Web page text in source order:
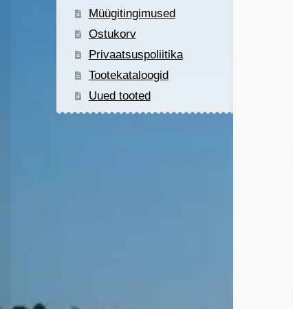
Müügitingimused
Ostukorv
Privaatsuspoliitika
Tootekataloogid
Uued tooted